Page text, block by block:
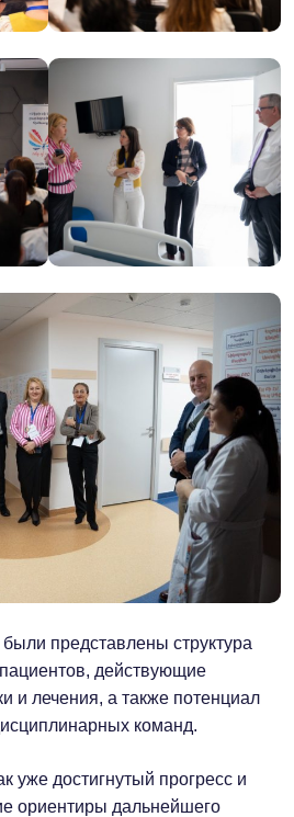
представлены структура
действующие
и лечения, а также потенциал
команд.
уже достигнутый прогресс и
ориентиры дальнейшего